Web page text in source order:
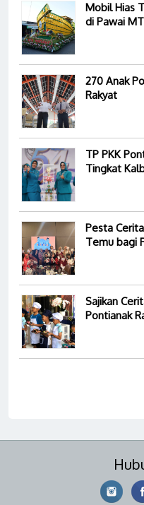
Mobil Hias
di Pawai
270 Anak
Rakyat
TP PKK
Tingkat
Pesta
Temu bagi
Sajikan
Pontianak